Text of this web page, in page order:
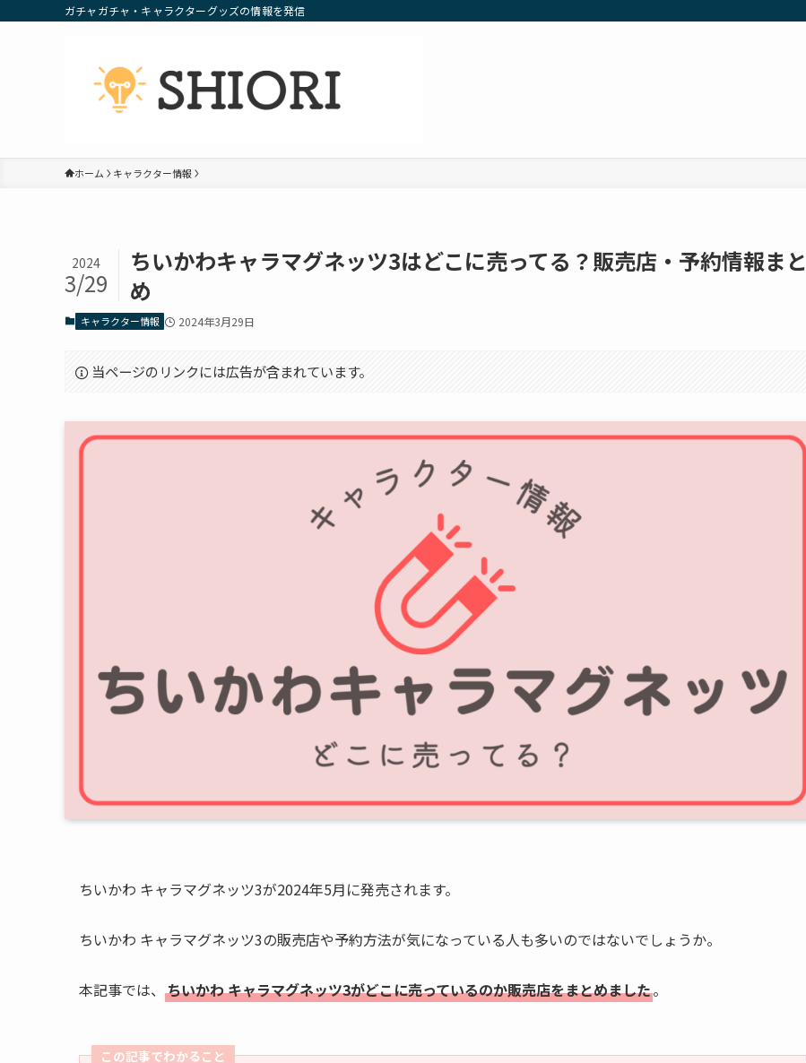
ガチャガチャ・キャラクターグッズの情報を発信
ホーム キャラクター情報
ちいかわキャラマグネッツ3はどこに売ってる？販売店・予約情報まと
め
2024
3/29
キャラクター情報 2024年3月29日
当ページのリンクには広告が含まれています。
ちいかわ キャラマグネッツ3が2024年5月に発売されます。
ちいかわ キャラマグネッツ3の販売店や予約方法が気になっている人も多いのではないでしょうか。
本記事では、 ちいかわ キャラマグネッツ3がどこに売っているのか販売店をまとめました。
この記事でわかること